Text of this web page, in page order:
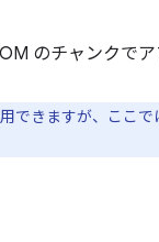
のチャンクでア
できますが、ここ